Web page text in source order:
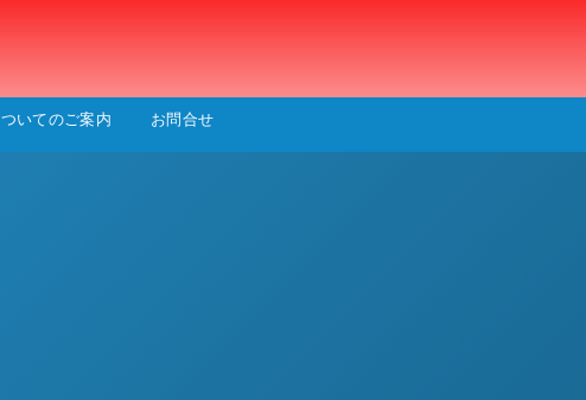
大会
いてのご案内 お問合せ